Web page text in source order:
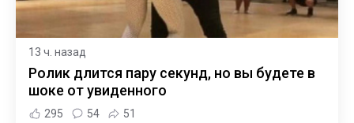
13 ч. назад
Ролик длится пару секунд, но вы будете в
шоке от увиденного
295 54 51